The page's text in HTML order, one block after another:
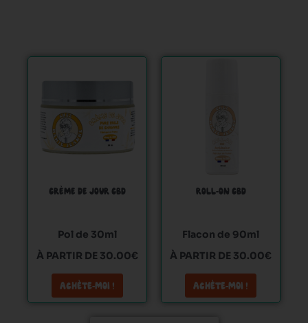
CRÈME DE JOUR CBD
Pol de 30ml
À PARTIR DE 30.00€
ACHÈTE-MOI !
plusieurs
variations.
être
page
produit
ROLL-ON CBD
Flacon de 90ml
À PARTIR DE 30.00€
ACHÈTE-MOI !
sur
page
produit